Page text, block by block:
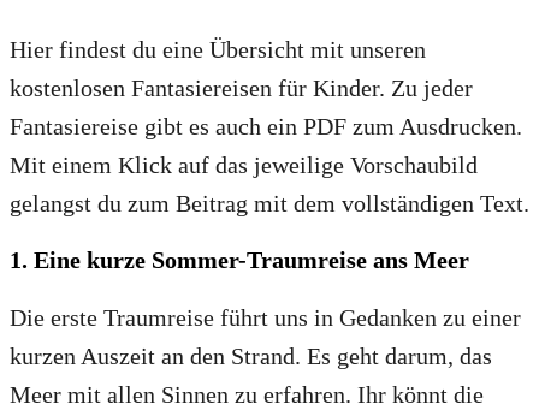
Hier findest du eine Übersicht mit unseren
kostenlosen Fantasiereisen für Kinder. Zu jeder
Fantasiereise gibt es auch ein PDF zum Ausdrucken.
Mit einem Klick auf das jeweilige Vorschaubild
gelangst du zum Beitrag mit dem vollständigen Text.
1. Eine kurze Sommer-Traumreise ans Meer
Die erste Traumreise führt uns in Gedanken zu einer
kurzen Auszeit an den Strand. Es geht darum, das
Meer mit allen Sinnen zu erfahren. Ihr könnt die